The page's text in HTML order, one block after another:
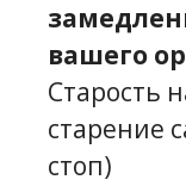
вашего
Старость
старение
стоп)